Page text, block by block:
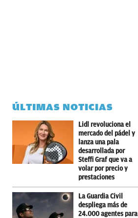
ÚLTIMAS NOTICIAS
Lidl revoluciona el
mercado del pádel y
lanza una pala
desarrollada por
Steffi Graf que va a
volar por precio y
prestaciones
La Guardia Civil
despliega más de
24.000 agentes para